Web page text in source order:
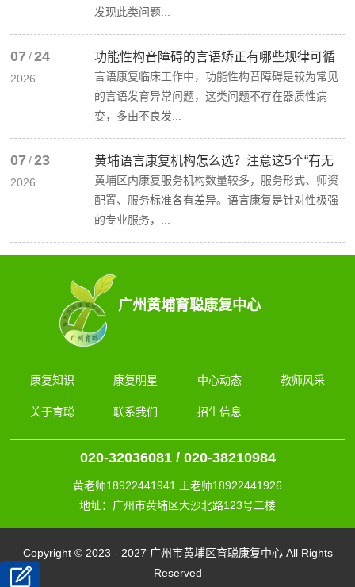
发现此类问题...
07 / 24
2026
功能性构音障碍的言语矫正有哪些规律可循
言语康复临床工作中，功能性构音障碍是较为常见
的言语发育异常问题，这类问题不存在器质性病
变，多由不良发...
07 / 23
2026
黄埔语言康复机构怎么选？注意这5个“有无
黄埔区内康复服务机构数量较多，服务形式、师资
配置、服务标准各有差异。语言康复是针对性极强
的专业服务，...
广州黄埔育聪康复中心
康复知识 康复明星 中心动态 教师风采
关于育聪 联系我们 招生信息
020-32036081 / 020-38210984
黄老师18922441941 王老师18922441926
地址：广州市黄埔区大沙北路123号二楼
Copyright © 2023 - 2027 广州市黄埔区育聪康复中心 All Rights
Reserved